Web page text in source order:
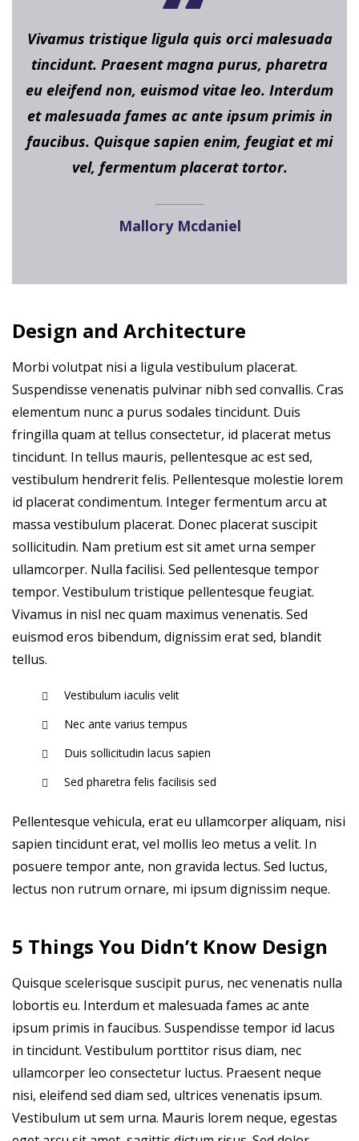
Vivamus tristique ligula quis orci malesuada
tincidunt. Praesent magna purus, pharetra
eu eleifend non, euismod vitae leo. Interdum
et malesuada fames ac ante ipsum primis in
faucibus. Quisque sapien enim, feugiat et mi
vel, fermentum placerat tortor.
Mallory Mcdaniel
Design and Architecture
Morbi volutpat nisi a ligula vestibulum placerat.
Suspendisse venenatis pulvinar nibh sed convallis. Cras
elementum nunc a purus sodales tincidunt. Duis
fringilla quam at tellus consectetur, id placerat metus
tincidunt. In tellus mauris, pellentesque ac est sed,
vestibulum hendrerit felis. Pellentesque molestie lorem
id placerat condimentum. Integer fermentum arcu at
massa vestibulum placerat. Donec placerat suscipit
sollicitudin. Nam pretium est sit amet urna semper
ullamcorper. Nulla facilisi. Sed pellentesque tempor
tempor. Vestibulum tristique pellentesque feugiat.
Vivamus in nisl nec quam maximus venenatis. Sed
euismod eros bibendum, dignissim erat sed, blandit
tellus.
Vestibulum iaculis velit
Nec ante varius tempus
Duis sollicitudin lacus sapien
Sed pharetra felis facilisis sed
Pellentesque vehicula, erat eu ullamcorper aliquam, nisi
sapien tincidunt erat, vel mollis leo metus a velit. In
posuere tempor ante, non gravida lectus. Sed luctus,
lectus non rutrum ornare, mi ipsum dignissim neque.
5 Things You Didn’t Know Design
Quisque scelerisque suscipit purus, nec venenatis nulla
lobortis eu. Interdum et malesuada fames ac ante
ipsum primis in faucibus. Suspendisse tempor id lacus
in tincidunt. Vestibulum porttitor risus diam, nec
ullamcorper leo consectetur luctus. Praesent neque
nisi, eleifend sed diam sed, ultrices venenatis ipsum.
Vestibulum ut sem urna. Mauris lorem neque, egestas